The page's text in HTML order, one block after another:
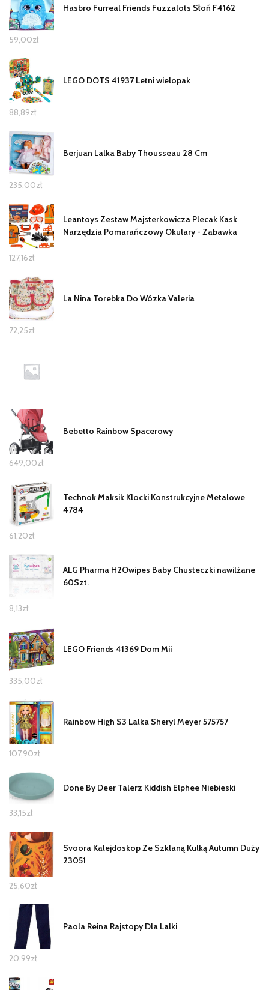
Hasbro Furreal Friends Fuzzalots Słoń F4162
59,00zł
LEGO DOTS 41937 Letni wielopak
88,89zł
Berjuan Lalka Baby Thousseau 28 Cm
235,00zł
Leantoys Zestaw Majsterkowicza Plecak Kask
Narzędzia Pomarańczowy Okulary - Zabawka
127,16zł
La Nina Torebka Do Wózka Valeria
72,25zł
Bebetto Rainbow Spacerowy
649,00zł
Technok Maksik Klocki Konstrukcyjne Metalowe
4784
61,20zł
ALG Pharma H2Owipes Baby Chusteczki nawilżane
60Szt.
8,13zł
LEGO Friends 41369 Dom Mii
335,00zł
Rainbow High S3 Lalka Sheryl Meyer 575757
107,90zł
Done By Deer Talerz Kiddish Elphee Niebieski
33,15zł
Svoora Kalejdoskop Ze Szklaną Kulką Autumn Duży
23051
25,60zł
Paola Reina Rajstopy Dla Lalki
20,99zł